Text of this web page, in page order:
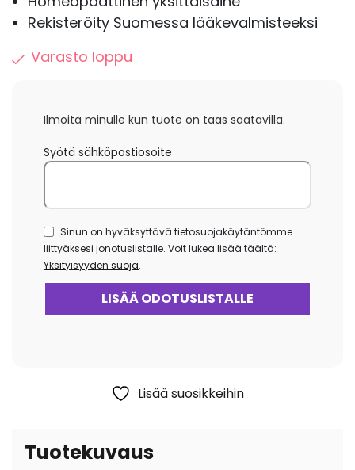
Rekisteröity Suomessa lääkevalmisteeksi
Varasto loppu
Ilmoita minulle kun tuote on taas saatavilla.
Syötä sähköpostiosoite
Sinun on hyväksyttävä tietosuojakäytäntömme
liittyäksesi jonotuslistalle. Voit lukea lisää täältä:
Yksityisyyden suoja.
Lisää suosikkeihin
Tuotekuvaus